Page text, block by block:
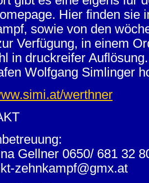
Hier finden sie
sowie von den
Verfügung, in einem
in druckreifer
Wolfgang Simlinger
werthner
Gellner 0650/ 681 32
zehnkampf@gmx.at